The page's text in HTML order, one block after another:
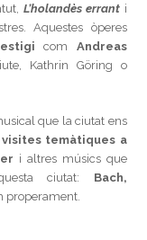
L’holandès errant i
Aquestes òperes
com Andreas
Kathrin Göring o
que la ciutat ens
visites temàtiques a
i altres músics que
ciutat: Bach,
properament.